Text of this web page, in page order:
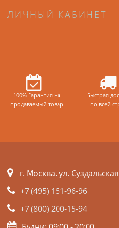
ЛИЧНЫЙ КАБИНЕТ
100% Гарантия на
продаваемый товар
Быстрая
по всей
г. Москва. ул.
+7 (495) 151-96-96
+7 (800) 200-15-94